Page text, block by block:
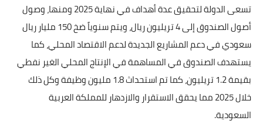
تسعى الدولة لتحقيق عدة أهداف في نهاية 2025 ومنها، وصول
أصول الصندوق إلى 4 تريليون ريال، ويتم سنوياً ضخ 150 مليار ريال
سعودي في دعم المشاريع الجديدة لدعم الاقتصاد المحلي، كما
يستهدف الصندوق في المساهمة في الإنتاج المحلي الغير نفطي
بقيمة 1.2 تريليون، كما تم استحداث 1.8 مليون وظيفة وكل ذلك
خلال 2025 مما يحقق الاستقرار والازدهار للمملكة العربية
السعودية.